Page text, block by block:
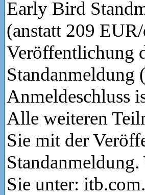
Early Bird
(anstatt 209
Veröffentlichung
Anmeldeschluss
Alle weiteren
Sie mit der
Sie unter: itb.com.